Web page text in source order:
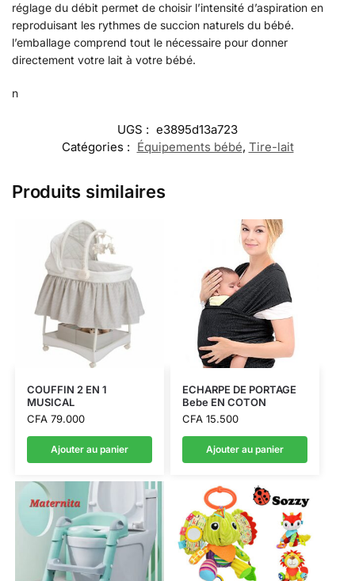
réglage du débit permet de choisir l’intensité d’aspiration en
reproduisant les rythmes de succion naturels du bébé.
l’emballage comprend tout le nécessaire pour donner
directement votre lait à votre bébé.
n
UGS : e3895d13a723
Catégories : Équipements bébé, Tire-lait
Produits similaires
COUFFIN 2 EN 1
MUSICAL
CFA79.000
Ajouter au panier
ECHARPE DE PORTAGE
Bebe EN COTON
CFA15.500
Ajouter au panier